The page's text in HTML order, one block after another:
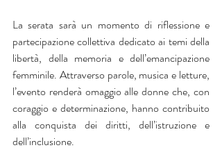
La serata sarà un momento di riflessione e
partecipazione collettiva dedicato ai temi della
libertà, della memoria e dell’emancipazione
femminile. Attraverso parole, musica e letture,
l’evento renderà omaggio alle donne che, con
coraggio e determinazione, hanno contribuito
alla conquista dei diritti, dell’istruzione e
dell’inclusione.